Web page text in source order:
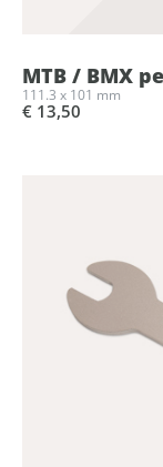
MTB / BMX
111.3 x 101 mm
€ 13,50